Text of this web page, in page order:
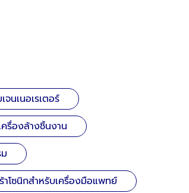
นเนอเรเตอร์
รื่องล้างชิ้นงาน
โซนิกสำหรับเครื่องมือแพทย์